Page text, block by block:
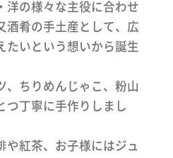
洋の様々な主役に合わせ
酒肴の手土産として、広
たいという想いから誕生
、ちりめんじゃこ、粉山
つ丁寧に手作りしまし
や紅茶、お子様にはジュ